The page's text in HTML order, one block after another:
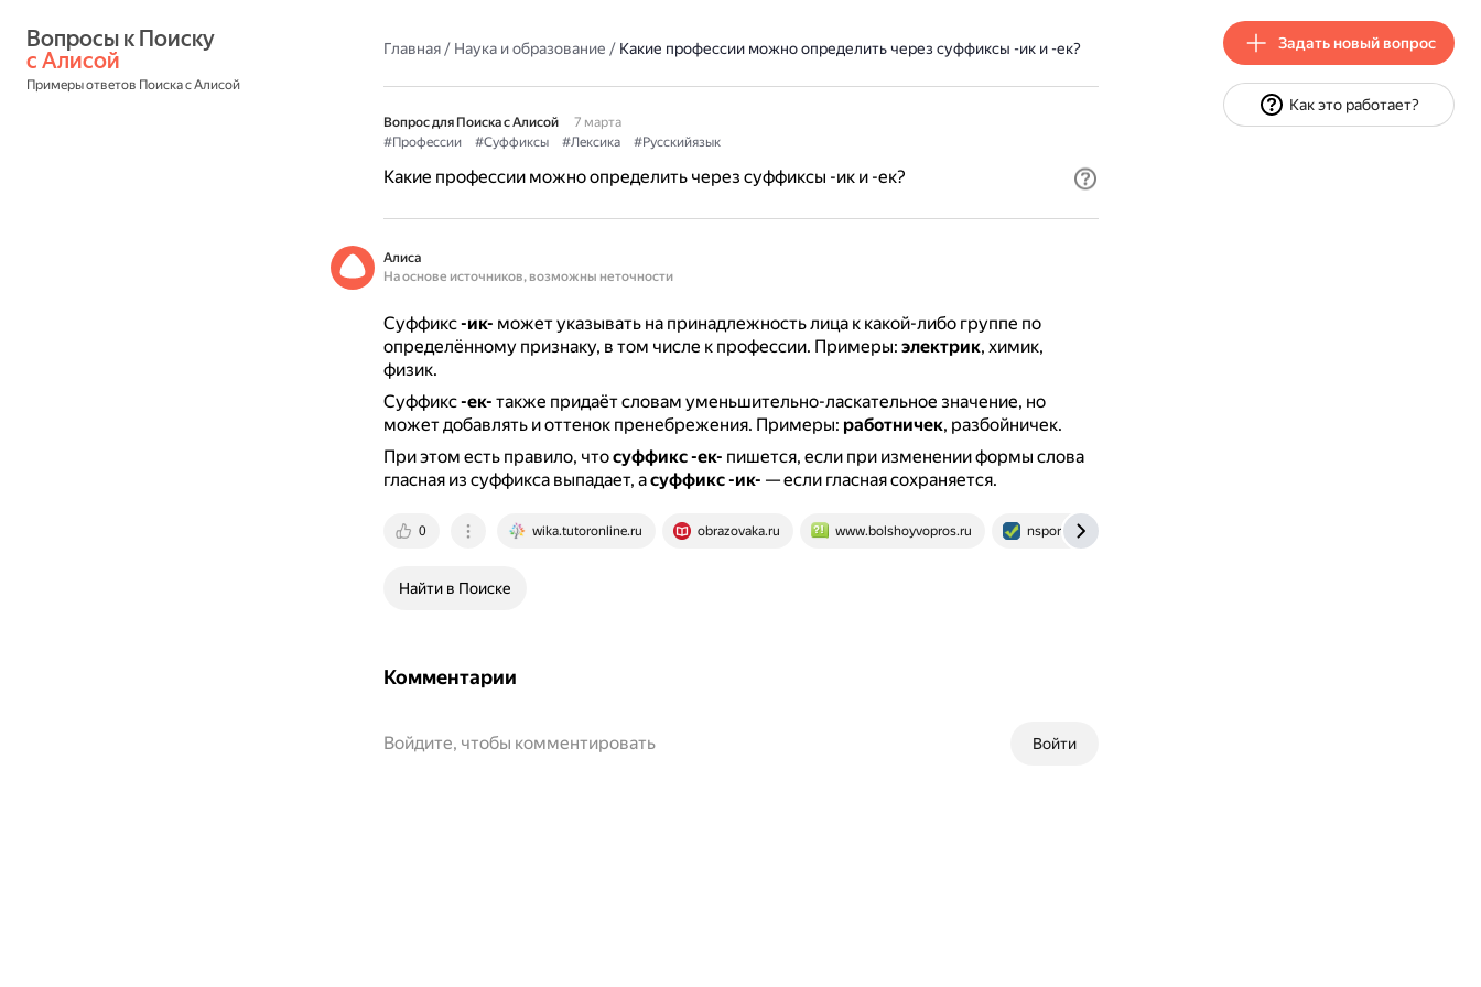
с Алисой
Примеры ответов Поиска с Алисой
Главная/ Наука и образование / Какие профессии можно определить через суффиксы -ик и -ек?
Вопрос для Поиска с Алисой
7 марта
#Профессии
#Суффиксы #Лексика #Русскийязык
Какие профессии можно определить через суффиксы -ик и -ек?
Алиса
На основе источников, возможны неточности
Суффикс-ик- может указывать на принадлежность лица к какой-либо группе по
определённому признаку, в том числе к профессии. Примеры: электрик, химик,
физик.
Суффикс-ек- также придаёт словам уменьшительно-ласкательное значение, но
может добавлять и оттенок пренебрежения. Примеры: работничек, разбойничек.
При этом есть правило, чтосуффикс -ек- пишется, если при изменении формы слова
гласная из суффикса выпадает, асуффикс -ик- — если гласная сохраняется.
0 wika.tutoronline.ru obrazovaka.ru www.bolshoyvopros.ru nsportal.ru
Найти в Поиске
Комментарии
Войти
Войдите, чтобы комментировать
Задать новый вопрос
Как это работает?